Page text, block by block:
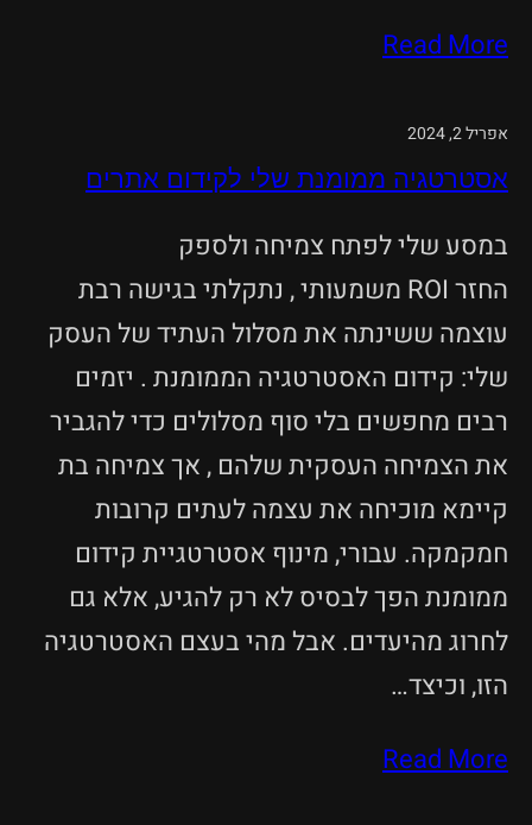
Read More
אפריל 2, 2024
אסטרטגיה ממומנת שלי לקידום אתרים
במסע שלי לפתח צמיחה ולספק
החזר ROI משמעותי , נתקלתי בגישה רבת
עוצמה ששינתה את מסלול העתיד של העסק
שלי: קידום האסטרטגיה הממומנת . יזמים
רבים מחפשים בלי סוף מסלולים כדי להגביר
את הצמיחה העסקית שלהם , אך צמיחה בת
קיימא מוכיחה את עצמה לעתים קרובות
חמקמקה. עבורי, מינוף אסטרטגיית קידום
ממומנת הפך לבסיס לא רק להגיע, אלא גם
לחרוג מהיעדים. אבל מהי בעצם האסטרטגיה
הזו, וכיצד…
Read More